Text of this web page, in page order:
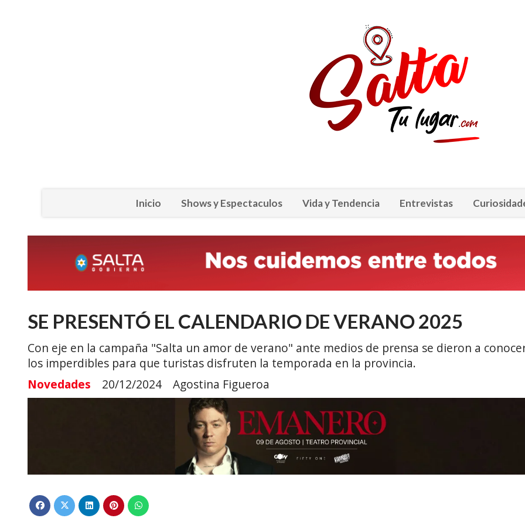
Inicio Shows y Espectaculos Vida y Tendencia Entrevistas
SE PRESENTÓ EL CALENDARIO DE VERANO 2025
Con eje en la campaña "Salta un amor de verano" ante medios de prensa se dieron a
los imperdibles para que turistas disfruten la temporada en la provincia.
Novedades
20/12/2024 Agostina Figueroa